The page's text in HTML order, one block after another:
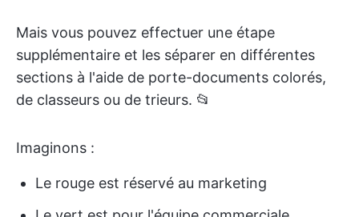
Mais vous pouvez effectuer une étape
supplémentaire et les séparer en différentes
sections à l'aide de porte-documents colorés,
de classeurs ou de trieurs. 📂
Imaginons :
Le rouge est réservé au marketing